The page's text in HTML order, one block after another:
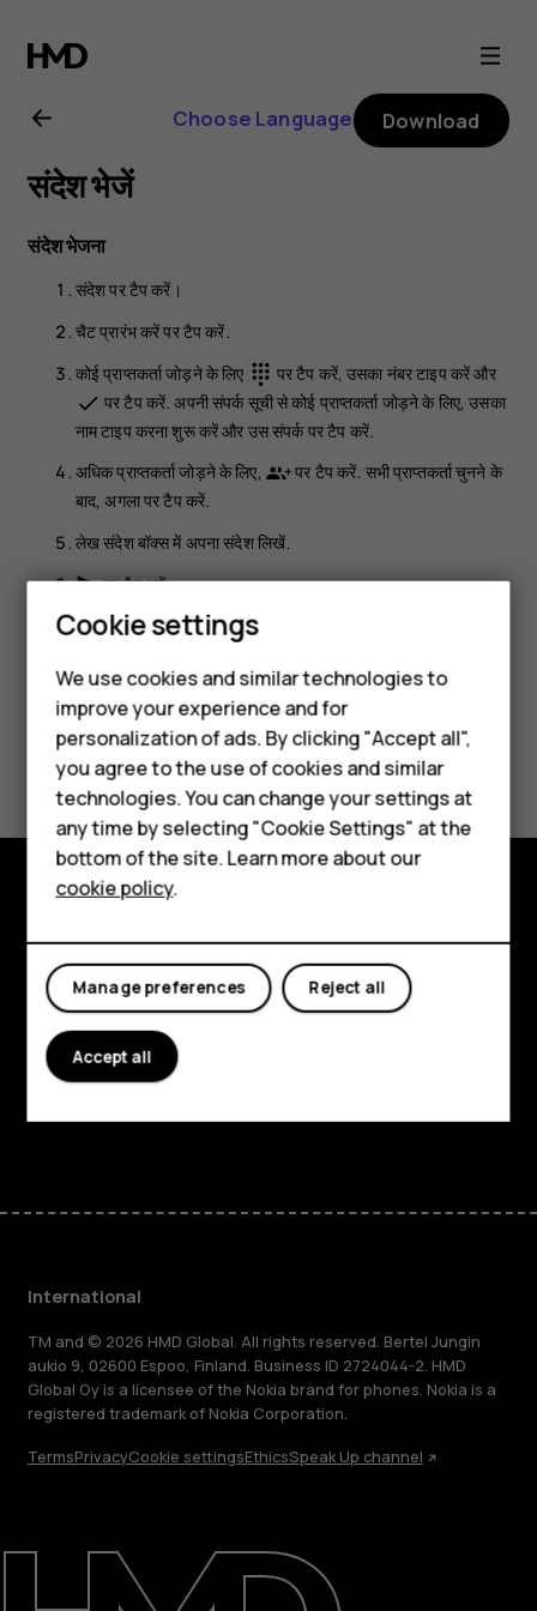
Nokia
C01
Plus
user
guide
Smartphones
Feature phones
Phones for kids
Accessories
HMD Terra M
For business
Tablets
Repair, reuse, recycle
Sustainability
Choose Language Download
संदेश भेजें
संदेश भेजना
संदेशपर टैप करें।
चैट प्रारंभ करेंपर टैप करें.
कोई प्राप्तकर्ता जोड़ने के लिए dialpad पर टैप करें, उसका नंबर टाइप करें और
done पर टैप करें. अपनी संपर्क सूची से कोई प्राप्तकर्ता जोड़ने के लिए, उसका
नाम टाइप करना शुरू करें और उस संपर्क पर टैप करें.
अधिक प्राप्तकर्ता जोड़ने के लिए,
पर टैप करें. सभी प्राप्तकर्ता चुनने के
बाद,अगलापर टैप करें.
लेख संदेश बॉक्स में अपना संदेश लिखें.
sendपर टैप करें.
Did you find this helpful?
Yes No
About
Planet and people
Support
FacebookInstagram
TiktokYoutubeLinkedinDiscord
International
TM and © 2026 HMD Global. All rights reserved. Bertel Jungin
aukio 9, 02600 Espoo, Finland. Business ID 2724044-2. HMD
Global Oy is a licensee of the Nokia brand for phones. Nokia is a
registered trademark of Nokia Corporation.
TermsPrivacyCookie settingsEthicsSpeak Up channel
Cookie settings
We use cookies and similar technologies to
improve your experience and for
personalization of ads. By clicking "Accept all",
you agree to the use of cookies and similar
technologies. You can change your settings at
any time by selecting "Cookie Settings" at the
bottom of the site. Learn more about our
cookie policy.
Reject all
Manage preferences
Accept all